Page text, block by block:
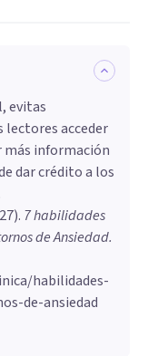
evitas
lectores acceder
información
dar crédito a los
). 7 habilidades
de Ansiedad.
habilidades-
de-ansiedad